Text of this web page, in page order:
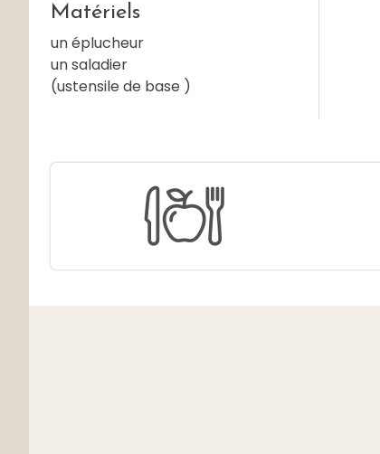
Matériels
un éplucheur
un saladier
(ustensile de base )